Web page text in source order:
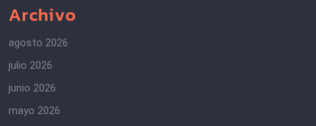
Archivo
agosto 2026
julio 2026
junio 2026
mayo 2026